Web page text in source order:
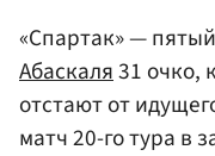
«Спартак» —
Абаскаля31 очко,
отстают от
матч 20-го тура в